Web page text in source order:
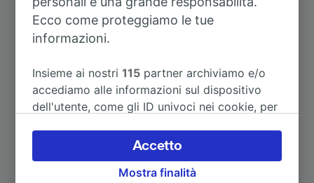
A Oldenburg (Oldb)
A Amsterdam 4h 54m
A Hamburg Airport 2h 51m
Ecco come proteggiamo le tue
informazioni.
Insieme ai nostri115 partner archiviamo e/o
accediamo alle informazioni sul dispositivo
dell'utente, come gli ID univoci nei cookie, per
accettare o gestire le proprie scelte facendo
clic di seguito, tra cui il proprio diritto di
opporsi sulla base di un interesse legittimo o
Mostra finalità
Accetto